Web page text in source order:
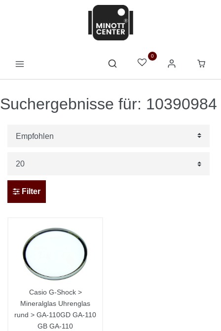
0
Suchergebnisse für: 10390984
Filter
Casio G-Shock >
Mineralglas Uhrenglas
rund > GA-110GD GA-110
GB GA-110